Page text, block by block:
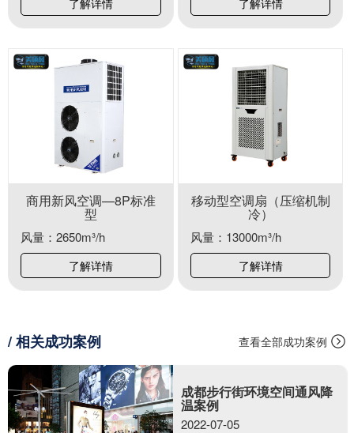
了解详情 了解详情
商用新风空调—8P标准
型
风量：2650m³/h
了解详情
移动型空调扇（压缩机制
冷）
风量：13000m³/h
了解详情
/ 相关成功案例 查看全部成功案例
成都步行街环境空间通风降
温案例
2022-07-05